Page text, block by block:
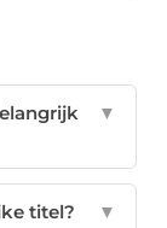
▼
titel? ▼